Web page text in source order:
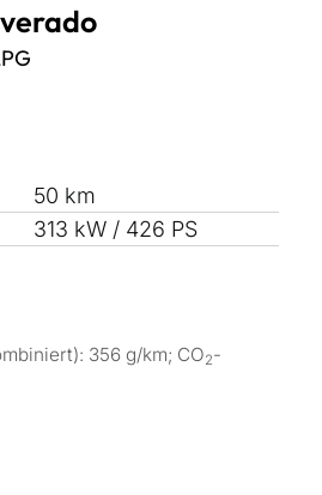
50 km
313 kW / 426 PS
356 g/km; CO2-